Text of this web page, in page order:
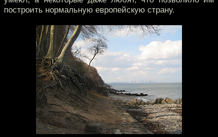
построить нормальную европейскую страну.